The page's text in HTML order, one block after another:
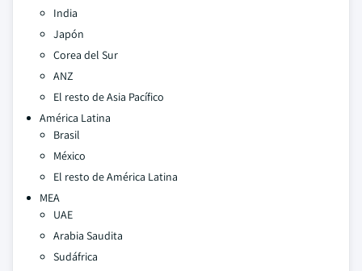
India
Japón
Corea del Sur
ANZ
El resto de Asia Pacífico
América Latina
Brasil
México
El resto de América Latina
MEA
UAE
Arabia Saudita
Sudáfrica